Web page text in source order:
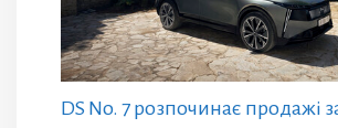
DS No. 7 розпочинає продажі